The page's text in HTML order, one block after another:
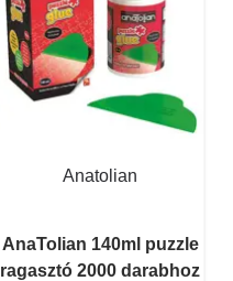
Anatolian
AnaTolian 140ml puzzle
ragasztó 2000 darabhoz